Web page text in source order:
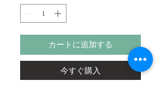
カートに追加する
今すぐ購入